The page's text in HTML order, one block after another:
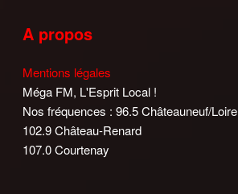
A propos
Mentions légales
Méga FM, L'Esprit Local !
Nos fréquences : 96.5 Châteauneuf/Loire
102.9 Château-Renard
107.0 Courtenay